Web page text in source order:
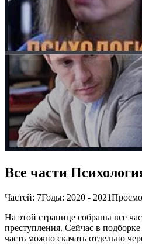
Все части
Частей: 7Годы: 2020 - 2021
На этой странице собраны все
преступления. Сейчас в
часть можно скачать отдельно